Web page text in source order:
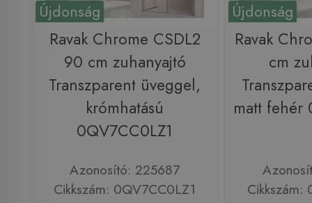
Újdonság
Ravak Chrome CSDL2
90 cm zuhanyajtó
Transzparent üveggel,
krómhatású
0QV7CC0LZ1
Azonosító: 225687
Cikkszám: 0QV7CC0LZ1
Újdonság
Ravak
cm
matt fehér
Cikkszám: